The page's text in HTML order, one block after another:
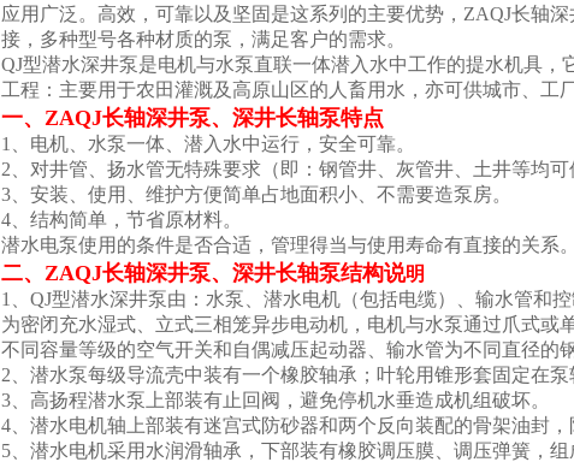
应用广泛。高效，可靠以及坚固是这系列的主要优势，ZAQJ长轴
接，多种型号各种材质的泵，满足客户的需求。
QJ型潜水深井泵是电机与水泵直联一体潜入水中工作的提水机具
工程：主要用于农田灌溉及高原山区的人畜用水，亦可供城市、工
一、 ZAQJ长轴深井泵、深井长轴泵特点
1、电机、水泵一体、潜入水中运行，安全可靠。
2、对井管、扬水管无特殊要求（即：钢管井、灰管井、土井等均
3、安装、使用、维护方便简单占地面积小、不需要造泵房。
4、结构简单，节省原材料。
潜水电泵使用的条件是否合适，管理得当与使用寿命有直接的关系。
二、 ZAQJ长轴深井泵、深井长轴泵结构说明
1、QJ型潜水深井泵由：水泵、潜水电机（包括电缆）、输水管和
为密闭充水湿式、立式三相笼异步电动机，电机与水泵通过爪式
不同容量等级的空气开关和自偶减压起动器、输水管为不同直径的
2、潜水泵每级导流壳中装有一个橡胶轴承；叶轮用锥形套固定在
3、高扬程潜水泵上部装有止回阀，避免停机水垂造成机组破坏。
4、潜水电机轴上部装有迷宫式防砂器和两个反向装配的骨架油封，
5、潜水电机采用水润滑轴承，下部装有橡胶调压膜、调压弹簧，